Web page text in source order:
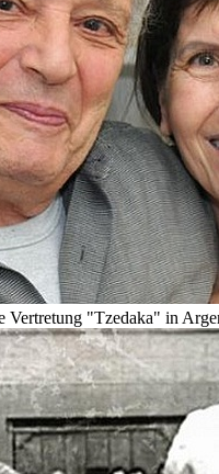
"Tzedaka" in